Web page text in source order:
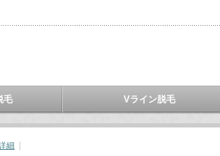
毛 Vライン脱毛
細